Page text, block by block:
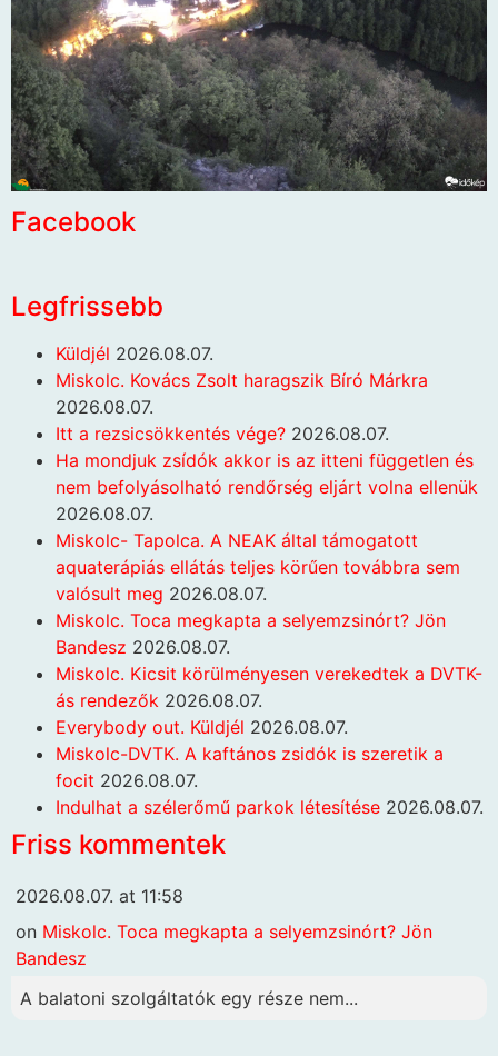
Facebook
Legfrissebb
Küldjél 2026.08.07.
Miskolc. Kovács Zsolt haragszik Bíró Márkra
2026.08.07.
Itt a rezsicsökkentés vége? 2026.08.07.
Ha mondjuk zsídók akkor is az itteni független és
nem befolyásolható rendőrség eljárt volna ellenük
2026.08.07.
Miskolc- Tapolca. A NEAK által támogatott
aquaterápiás ellátás teljes körűen továbbra sem
valósult meg 2026.08.07.
Miskolc. Toca megkapta a selyemzsinórt? Jön
Bandesz 2026.08.07.
Miskolc. Kicsit körülményesen verekedtek a DVTK-
ás rendezők 2026.08.07.
Everybody out. Küldjél 2026.08.07.
Miskolc-DVTK. A kaftános zsidók is szeretik a
focit 2026.08.07.
Indulhat a szélerőmű parkok létesítése 2026.08.07.
Friss kommentek
2026.08.07. at 11:58
on Miskolc. Toca megkapta a selyemzsinórt? Jön
Bandesz
A balatoni szolgáltatók egy része nem...